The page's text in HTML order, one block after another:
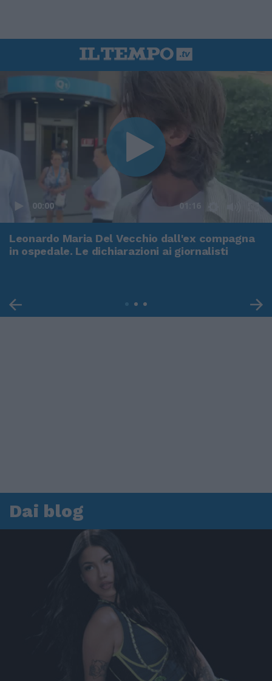
00:00 01:16
Leonardo Maria Del Vecchio dall'ex compagna
in ospedale. Le dichiarazioni ai giornalisti
Dai blog